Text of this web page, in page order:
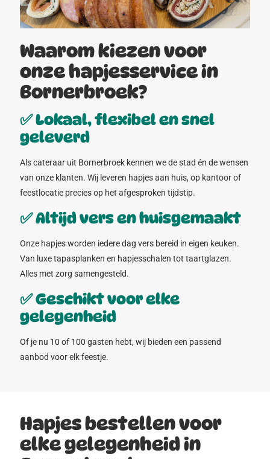
Waarom kiezen voor
onze hapjesservice in
Bornerbroek?
✅ Lokaal, flexibel en snel
geleverd
Als cateraar uit Bornerbroek kennen we de stad én de wensen
van onze klanten. Wij leveren hapjes aan huis, op kantoor of
feestlocatie precies op het afgesproken tijdstip.
✅ Altijd vers en huisgemaakt
Onze hapjes worden iedere dag vers bereid in eigen keuken.
Van luxe tapasplanken en hapjesschalen tot taartglazen.
Alles met zorg samengesteld.
✅ Geschikt voor elke
gelegenheid
Of je nu 10 of 100 gasten hebt, wij bieden een passend
aanbod voor elk feestje.
Hapjes bestellen voor
elke gelegenheid in